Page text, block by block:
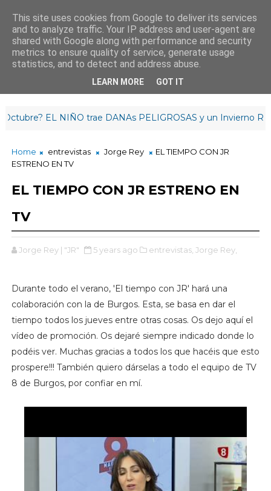
¡Hasta mañana!
3:44: 12
EL NIÑO trae DANAs PELIGROSAS y un Invierno
Home entrevistas Jorge Rey
EL TIEMPO CON JR
ESTRENO EN TV
EL TIEMPO CON JR ESTRENO EN
TV
Jorge Rey | "JR" 5 years ago entrevistas, Jorge Rey,
Durante todo el verano, 'El tiempo con JR' hará una
colaboración con la de Burgos. Esta, se basa en dar el
tiempo todos los jueves entre otras cosas. Os dejo aquí el
vídeo de promoción. Os dejaré siempre indicado donde lo
podéis ver. Muchas gracias a todos los que hacéis que esto
prospere!!! También quiero dárselas a todo el equipo de TV
8 de Burgos, por confiar en mí.
This site uses cookies from Google to deliver its services
and to analyze traffic. Your IP address and user-agent are
shared with Google along with performance and security
metrics to ensure quality of service, generate usage
statistics, and to detect and address abuse.
LEARN MORE GOT IT